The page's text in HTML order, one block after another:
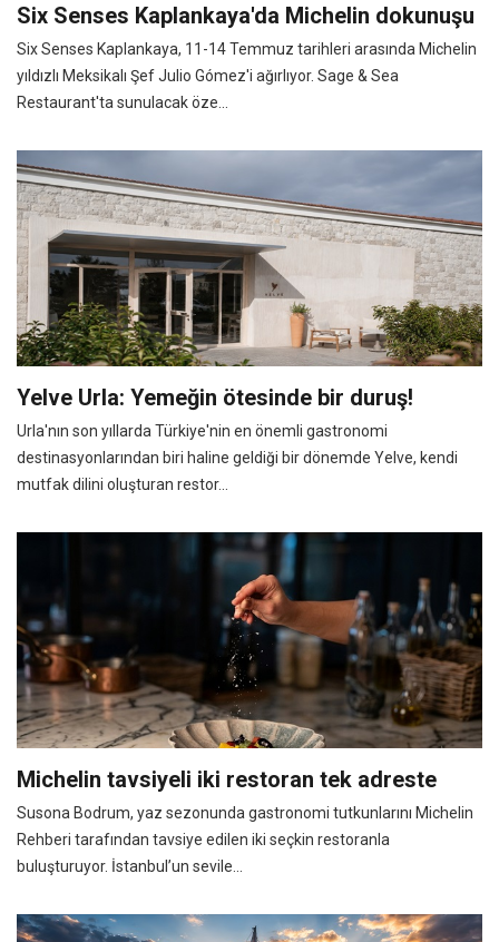
Six Senses Kaplankaya'da Michelin dokunuşu
Six Senses Kaplankaya, 11-14 Temmuz tarihleri arasında Michelin
yıldızlı Meksikalı Şef Julio Gómez'i ağırlıyor. Sage & Sea
Restaurant'ta sunulacak öze...
Yelve Urla: Yemeğin ötesinde bir duruş!
Urla'nın son yıllarda Türkiye'nin en önemli gastronomi
destinasyonlarından biri haline geldiği bir dönemde Yelve, kendi
mutfak dilini oluşturan restor...
Michelin tavsiyeli iki restoran tek adreste
Susona Bodrum, yaz sezonunda gastronomi tutkunlarını Michelin
Rehberi tarafından tavsiye edilen iki seçkin restoranla
buluşturuyor. İstanbul’un sevile...